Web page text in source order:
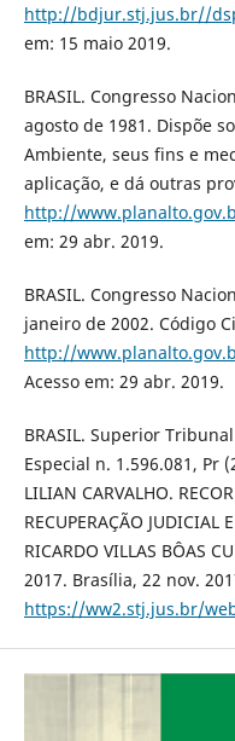
http://bdjur.stj.jus.br//
em: 15 maio 2019.
BRASIL. Congresso
agosto de 1981. Dispõe
Ambiente, seus fins e
aplicação, e dá outras
http://
em: 29 abr. 2019.
BRASIL. Congresso
janeiro de 2002. Código
http://
Acesso em: 29 abr. 2019.
BRASIL. Superior
Especial n. 1.596.081, Pr
LILIAN CARVALHO.
RECUPERAÇÃO
RICARDO VILLAS BÔAS
2017. Brasília, 22 nov.
https://ww2.stj.jus.br/